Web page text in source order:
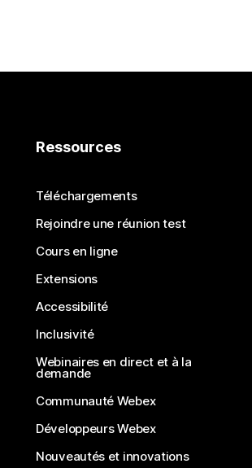
Ressources
Téléchargements
Rejoindre une réunion test
Cours en ligne
Extensions
Accessibilité
Inclusivité
Webinaires en direct et à la
demande
Communauté Webex
Développeurs Webex
Nouveautés et innovations